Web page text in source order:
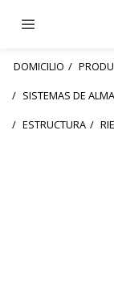
DOMICILIO
SISTEMAS DE
ESTRUCTURA